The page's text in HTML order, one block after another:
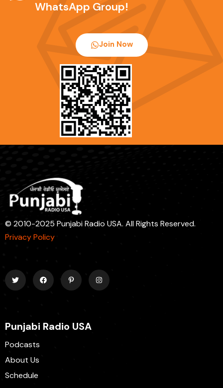
WhatsApp Group!
Join Now
© 2010-2025 Punjabi Radio USA. All Rights Reserved.
Privacy Policy
Punjabi Radio USA
Podcasts
About Us
Schedule